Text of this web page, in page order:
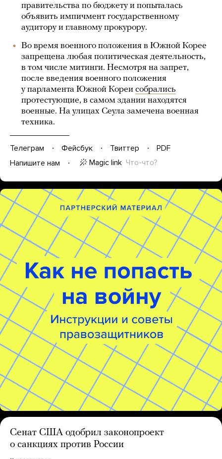
правительства по бюджету и попыталась
объявить импичмент государственному
аудитору и главному прокурору.
Во время военного положения в Южной Корее
запрещена любая политическая деятельность,
в том числе митинги. Несмотря на запрет,
после введения военного положения
у парламента Южной Кореи собрались
протестующие, в самом здании находятся
военные. На улицах Сеула замечена военная
техника.
Телеграм Фейсбук Твиттер
PDF
Напишите нам
Magic link Что-что?
Сенат США одобрил законопроект
о санкциях против России